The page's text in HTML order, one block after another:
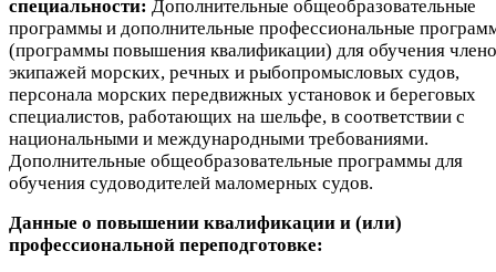
специальности: Дополнительные общеобразовательные
программы и дополнительные профессиональные
(программы повышения квалификации) для обучения
экипажей морских, речных и рыбопромысловых судов,
персонала морских передвижных установок и береговых
специалистов, работающих на шельфе, в соответствии с
национальными и международными требованиями.
Дополнительные общеобразовательные программы для
обучения судоводителей маломерных судов.
Данные о повышении квалификации и (или)
профессиональной переподготовке: